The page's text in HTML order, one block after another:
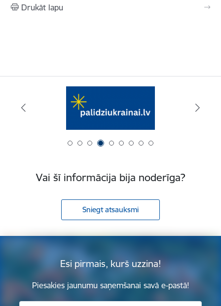
Drukāt lapu
Vai šī informācija bija noderīga?
Sniegt atsauksmi
Esi pirmais, kurš uzzina!
Piesakies jaunumu saņemšanai savā e-pastā!